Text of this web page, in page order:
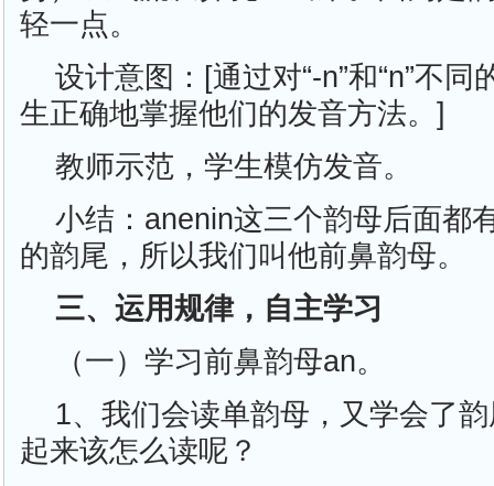
轻一点。
设计意图：[通过对“-n”和“n”不
生正确地掌握他们的发音方法。]
教师示范，学生模仿发音。
小结：anenin这三个韵母后面都
的韵尾，所以我们叫他前鼻韵母。
三、运用规律，自主学习
（一）学习前鼻韵母an。
1、我们会读单韵母，又学会了
起来该怎么读呢？